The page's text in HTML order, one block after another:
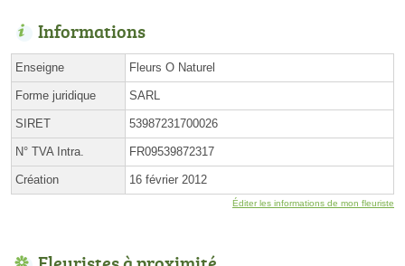
Informations
Enseigne Fleurs O Naturel
Forme juridique SARL
SIRET 53987231700026
N° TVA Intra. FR09539872317
Création 16 février 2012
Éditer les informations de mon fleuriste